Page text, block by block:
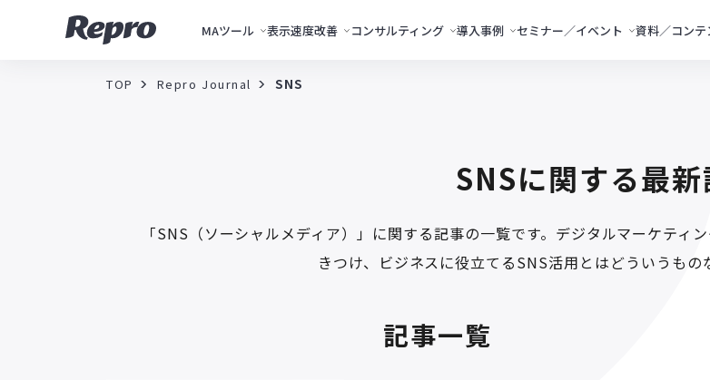
MAツール 表示速度改善 コンサルティング 導入事例 セミナー／イベント 資料／コンテ
TOP Repro Journal SNS
SNSに関する最
「SNS（ソーシャルメディア）」に関する記事の一覧です。デジタルマーケテ
きつけ、ビジネスに役立てるSNS活用とはどういうもの
記事一覧